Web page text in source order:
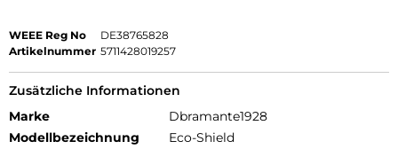
WEEE Reg No
DE38765828
Artikelnummer 5711428019257
Zusätzliche Informationen
Marke
Dbramante1928
Modellbezeichnung
Eco-Shield